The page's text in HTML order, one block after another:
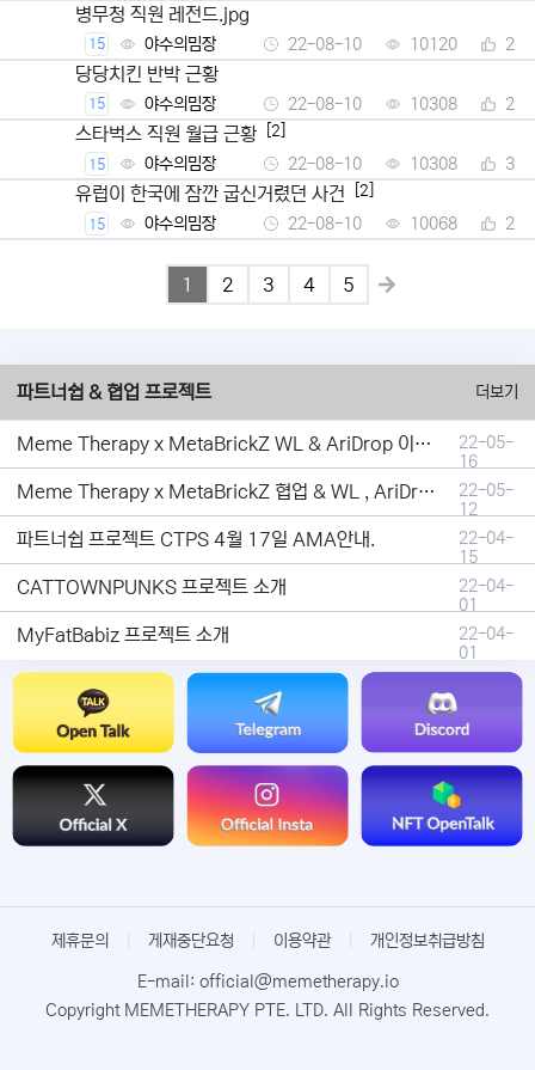
병무청 직원 레전드.jpg
15 야수의밈장 22-08-10 10120 2
당당치킨 반박 근황
15 야수의밈장 22-08-10 10308 2
스타벅스 직원 월급 근황 [2]
15 야수의밈장 22-08-10 10308 3
유럽이 한국에 잠깐 굽신거렸던 사건 [2]
15 야수의밈장 22-08-10 10068 2
1 2 3 4 5
파트너쉽 & 협업 프로젝트 더보기
Meme Therapy x MetaBrickZ WL & AriDrop 이벤트 결과안내!
22-05-
16
Meme Therapy x MetaBrickZ 협업 & WL , AriDrop 이벤트 안내
22-05-
12
파트너쉽 프로젝트 CTPS 4월 17일 AMA안내.
22-04-
15
CATTOWNPUNKS 프로젝트 소개
22-04-
01
MyFatBabiz 프로젝트 소개
22-04-
01
제휴문의 게재중단요청 이용약관 개인정보취급방침
E-mail: official@memetherapy.io
Copyright MEMETHERAPY PTE. LTD. All Rights Reserved.